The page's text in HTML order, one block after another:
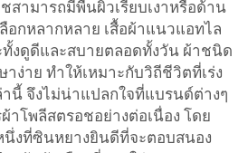
สามารถมีพื้นผิวเรียบเงาหรือด้าน
กหลากหลาย เสื้อผ้าแนวแอทไล
ทั้งดูดีและสบายตลอดทั้งวัน ผ้าชนิด
ง่าย ทำให้เหมาะกับวิถีชีวิตที่เร่ง
นี้ จึงไม่น่าแปลกใจที่แบรนด์ต่างๆ
าโพลีสตรอชอย่างต่อเนื่อง โดย
นึ่งที่ซินหยางยินดีที่จะตอบสนอง